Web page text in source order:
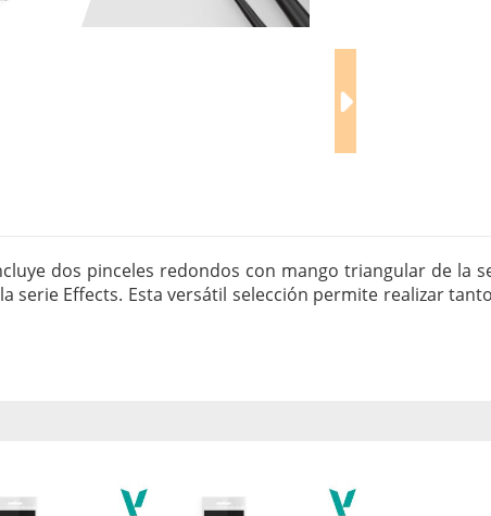
dos pinceles redondos con mango triangular de la
serie Effects. Esta versátil selección permite realizar